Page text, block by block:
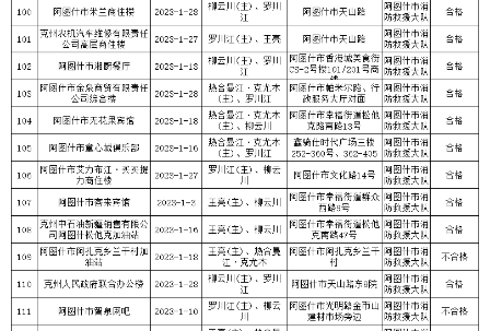
分享:
打印本页 关闭窗口
各县（市）网站 媒体